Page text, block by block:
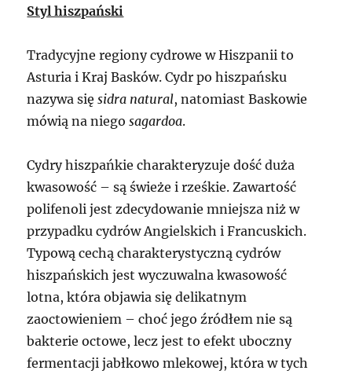
Styl hiszpański
Tradycyjne regiony cydrowe w Hiszpanii to
Asturia i Kraj Basków. Cydr po hiszpańsku
nazywa sięsidra natural, natomiast Baskowie
mówią na niegosagardoa.
Cydry hiszpańkie charakteryzuje dość duża
kwasowość – są świeże i rześkie. Zawartość
polifenoli jest zdecydowanie mniejsza niż w
przypadku cydrów Angielskich i Francuskich.
Typową cechą charakterystyczną cydrów
hiszpańskich jest wyczuwalna kwasowość
lotna, która objawia się delikatnym
zaoctowieniem – choć jego źródłem nie są
bakterie octowe, lecz jest to efekt uboczny
fermentacji jabłkowo mlekowej, która w tych